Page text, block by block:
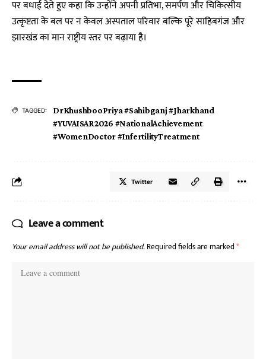
पर बधाई देते हुए कहा कि उन्होंने अपनी प्रतिभा, समर्पण और चिकित्सीय
उत्कृष्टता के बल पर न केवल अस्पताल परिवार बल्कि पूरे साहिबगंज और
झारखंड का मान राष्ट्रीय स्तर पर बढ़ाया है।
TAGGED:
DrKhushbooPriya #Sahibganj #Jharkhand
#YUVAISAR2026 #NationalAchievement
#WomenDoctor #InfertilityTreatment
Twitter
Leave a comment
Your email address will not be published.Required fields are marked*